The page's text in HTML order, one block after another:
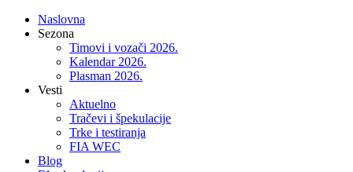
Naslovna
Sezona
Timovi i vozači 2026.
Kalendar 2026.
Plasman 2026.
Vesti
Aktuelno
Tračevi i špekulacije
Trke i testiranja
FIA WEC
Blog